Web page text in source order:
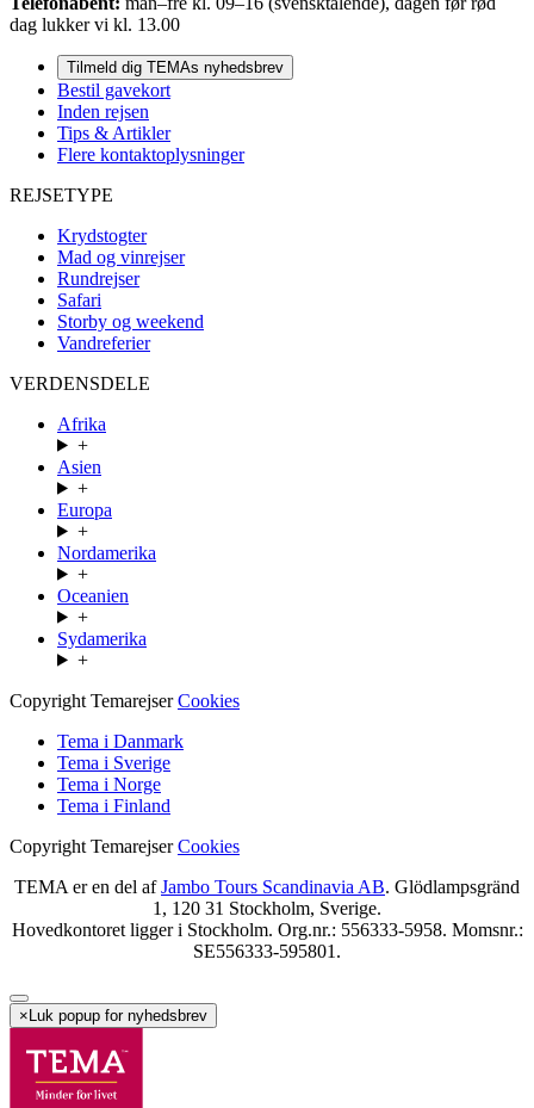
dag lukker vi kl. 13.00
Tilmeld dig TEMAs nyhedsbrev
Bestil gavekort
Inden rejsen
Tips & Artikler
Flere kontaktoplysninger
REJSETYPE
Krydstogter
Mad og vinrejser
Rundrejser
Safari
Storby og weekend
Vandreferier
VERDENSDELE
Afrika
+
Asien
+
Europa
+
Nordamerika
+
Oceanien
+
Sydamerika
+
Copyright TemarejserCookies
Tema i Danmark
Tema i Sverige
Tema i Norge
Tema i Finland
Copyright TemarejserCookies
TEMA er en del afJambo Tours Scandinavia AB. Glödlampsgränd
1, 120 31 Stockholm, Sverige.
Hovedkontoret ligger i Stockholm. Org.nr.: 556333-5958. Momsnr.:
SE556333-595801.
×Luk popup for nyhedsbrev